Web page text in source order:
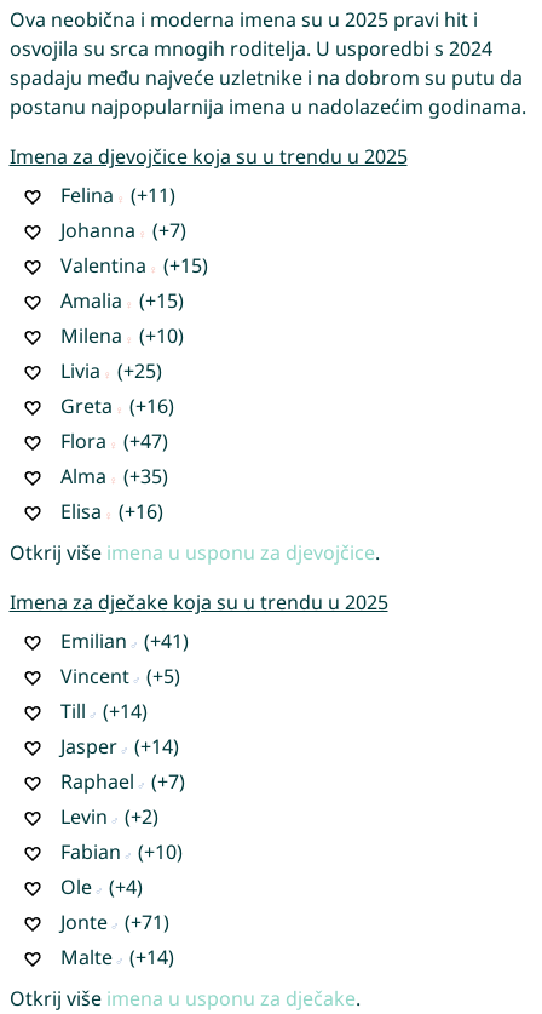
Ova neobična i moderna imena su u 2025 pravi hit i
osvojila su srca mnogih roditelja. U usporedbi s 2024
spadaju među najveće uzletnike i na dobrom su putu da
postanu najpopularnija imena u nadolazećim godinama.
Imena za djevojčice koja su u trendu u 2025
Felina
(+11)
Johanna
(+7)
Valentina
(+15)
Amalia
(+15)
Milena
(+10)
Livia
(+25)
Greta
(+16)
Flora
(+47)
Alma
(+35)
Elisa
(+16)
Otkrij više imena u usponu za djevojčice.
Imena za dječake koja su u trendu u 2025
Emilian
(+41)
Vincent
(+5)
Till
(+14)
Jasper
(+14)
Raphael
(+7)
Levin
(+2)
Fabian
(+10)
Ole
(+4)
Jonte
(+71)
Malte
(+14)
Otkrij više imena u usponu za dječake.